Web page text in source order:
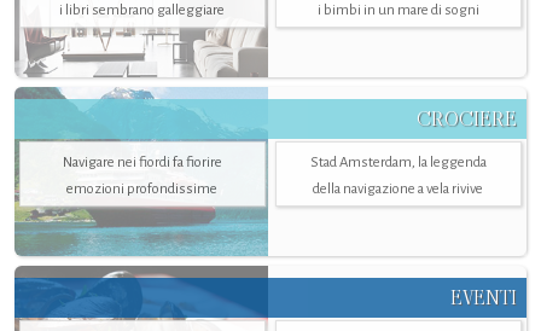
i libri sembrano galleggiare
i bimbi in un mare di sogni
CROCIERE
Navigare nei fiordi fa fiorire
emozioni profondissime
Stad Amsterdam, la leggenda
della navigazione a vela rivive
EVENTI